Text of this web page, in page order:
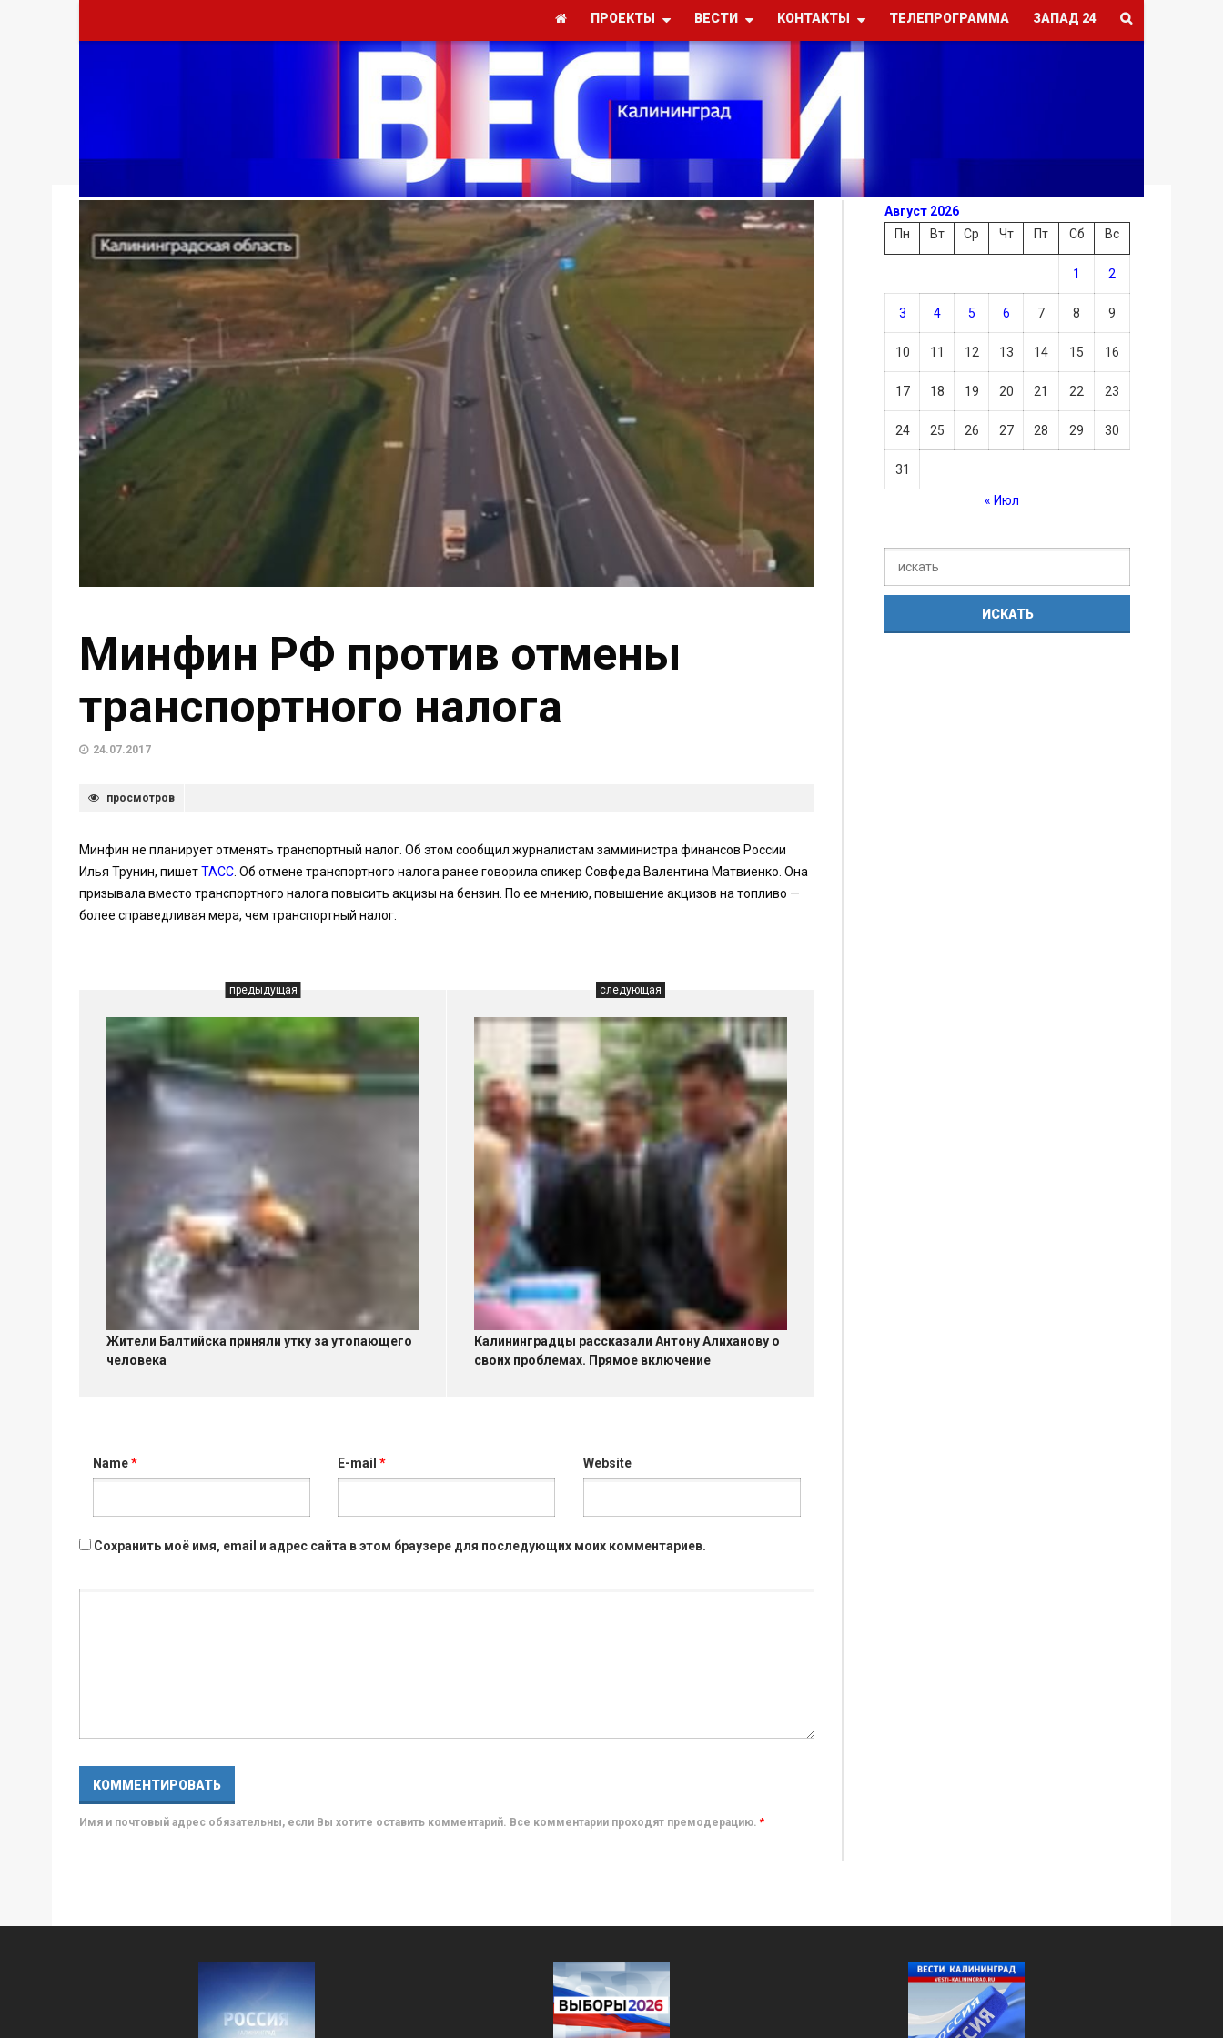
ПРОЕКТЫ ВЕСТИ КОНТАКТЫ ТЕЛЕПРОГРАММА ЗАПАД 24
Минфин РФ против отмены
транспортного налога
24.07.2017
просмотров
Минфин не планирует отменять транспортный налог. Об этом сообщил журналистам замминистра финансов России
Илья Трунин, пишетТАСС. Об отмене транспортного налога ранее говорила спикер Совфеда Валентина Матвиенко. Она
призывала вместо транспортного налога повысить акцизы на бензин. По ее мнению, повышение акцизов на топливо —
более справедливая мера, чем транспортный налог.
предыдущая
Жители Балтийска приняли утку за утопающего
человека
следующая
Калининградцы рассказали Антону Алиханову о
своих проблемах. Прямое включение
Name* E-mail* Website
Сохранить моё имя, email и адрес сайта в этом браузере для последующих моих комментариев.
Имя и почтовый адрес обязательны, если Вы хотите оставить комментарий. Все комментарии проходят премодерацию. *
Август 2026
Пн
Вт Ср Чт Пт Сб Вс
1 2
3 4 5 6 7 8 9
10 11 12 13 14 15 16
17 18 19 20 21 22 23
24 25 26 27 28 29 30
31
« Июл